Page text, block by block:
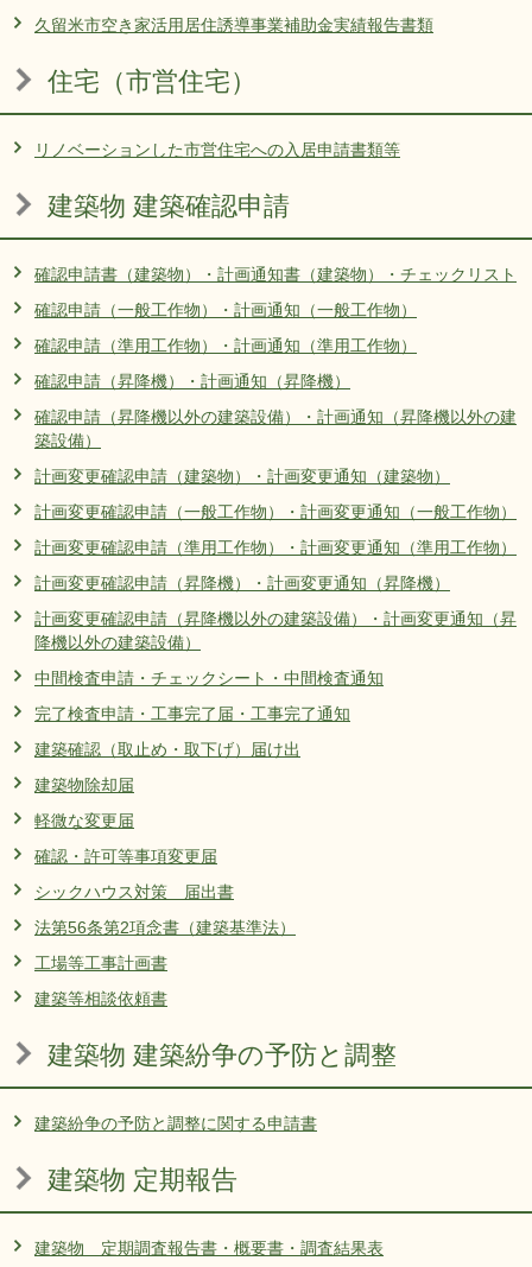
久留米市空き家活用居住誘導事業補助金実績報告書類
住宅（市営住宅）
リノベーションした市営住宅への入居申請書類等
建築物 建築確認申請
確認申請書（建築物）・計画通知書（建築物）・チェックリスト
確認申請（一般工作物）・計画通知（一般工作物）
確認申請（準用工作物）・計画通知（準用工作物）
確認申請（昇降機）・計画通知（昇降機）
確認申請（昇降機以外の建築設備）・計画通知（昇降機以外の建
築設備）
計画変更確認申請（建築物）・計画変更通知（建築物）
計画変更確認申請（一般工作物）・計画変更通知（一般工作物）
計画変更確認申請（準用工作物）・計画変更通知（準用工作物）
計画変更確認申請（昇降機）・計画変更通知（昇降機）
計画変更確認申請（昇降機以外の建築設備）・計画変更通知（昇
降機以外の建築設備）
中間検査申請・チェックシート・中間検査通知
完了検査申請・工事完了届・工事完了通知
建築確認（取止め・取下げ）届け出
建築物除却届
軽微な変更届
確認・許可等事項変更届
シックハウス対策 届出書
法第56条第2項念書（建築基準法）
工場等工事計画書
建築等相談依頼書
建築物 建築紛争の予防と調整
建築紛争の予防と調整に関する申請書
建築物 定期報告
建築物 定期調査報告書・概要書・調査結果表